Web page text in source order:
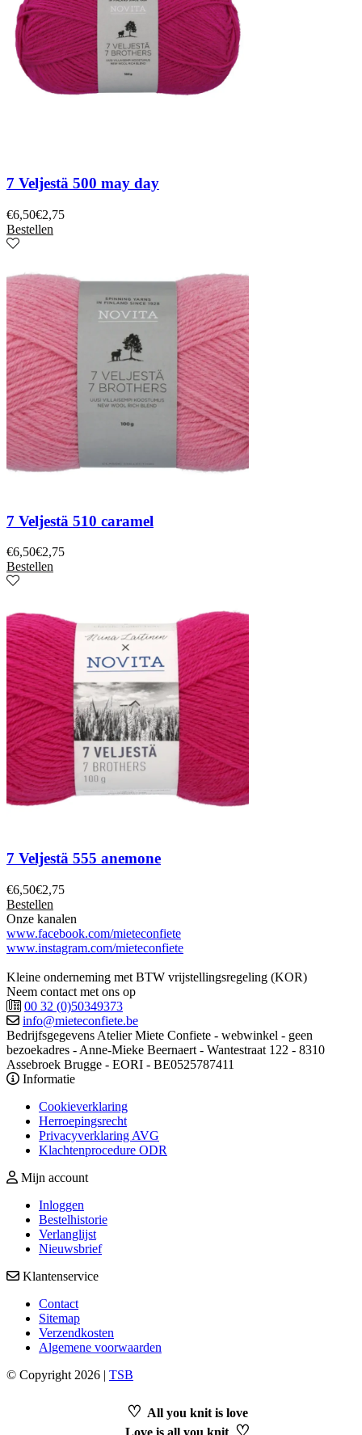
7 Veljestä 500 may day
€6,50€2,75
Bestellen
7 Veljestä 510 caramel
€6,50€2,75
Bestellen
7 Veljestä 555 anemone
€6,50€2,75
Bestellen
Onze kanalen
www.facebook.com/mieteconfiete
www.instagram.com/mieteconfiete
Kleine onderneming met BTW vrijstellingsregeling (KOR)
Neem contact met ons op
00 32 (0)50349373
info@mieteconfiete.be
Bedrijfsgegevens Atelier Miete Confiete - webwinkel - geen
bezoekadres - Anne-Mieke Beernaert - Wantestraat 122 - 8310
Assebroek Brugge - EORI - BE0525787411
Informatie
Cookieverklaring
Herroepingsrecht
Privacyverklaring AVG
Klachtenprocedure ODR
Mijn account
Inloggen
Bestelhistorie
Verlanglijst
Nieuwsbrief
Klantenservice
Contact
Sitemap
Verzendkosten
Algemene voorwaarden
© Copyright 2026 | TSB
♡ All you knit is love
Love is all you knit ♡